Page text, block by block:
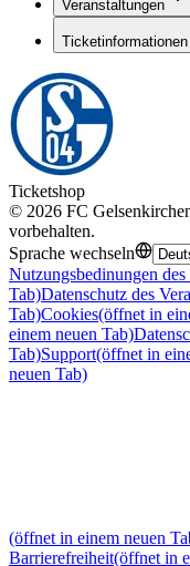
Veranstaltungen
Ticketinformationen
Ticketshop
© 2026 FC
vorbehalten.
Sprache wechseln
Nutzungsbedinungen des
Tab)Datenschutz des
Tab)Cookies(öffnet in
einem neuen Tab)
Tab)Support(öffnet in
neuen Tab)
(öffnet in einem neuen
Barrierefreiheit(öffnet in